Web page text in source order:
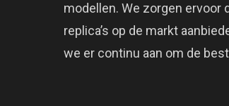
modellen. We zorgen ervoor
replica’s op de markt
we er continu aan om de